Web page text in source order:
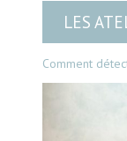
LES
Comment